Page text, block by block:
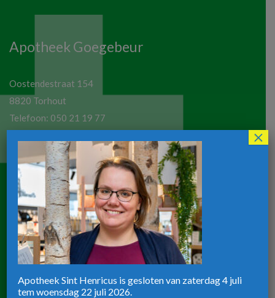
Apotheek Goegebeur
Oostendestraat 154
8820 Torhout
Telefoon: 050 21 19 77
Maandag tot vrijdag:
8u30-12u30 / 13u30-18u30
Zaterdag:8u30-12u00
Apotheek ST-Henricus
8820 Torhout
Apotheek Sint Henricus is gesloten van zaterdag 4 juli
tem woensdag 22 juli 2026.
×